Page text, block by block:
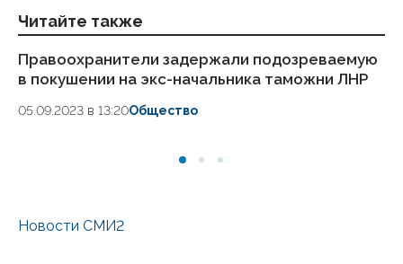
Читайте также
Правоохранители задержали подозреваемую
в покушении на экс-начальника таможни ЛНР
05.09.2023 в 13:20Общество
Новости СМИ2